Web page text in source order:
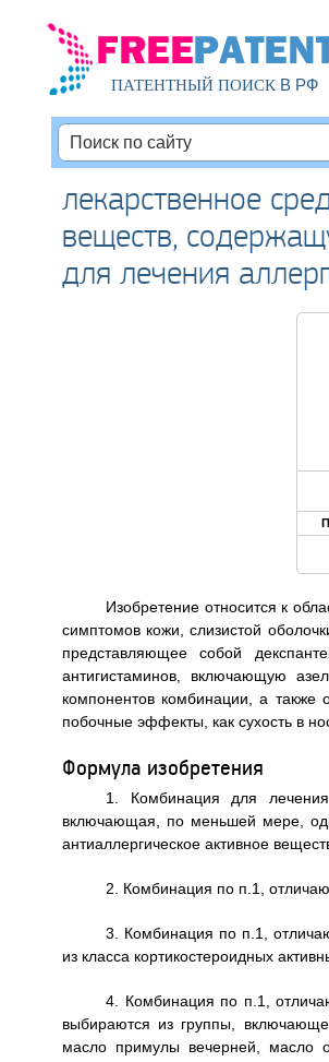
ПАТЕНТНЫЙ ПОИСКВ РФ
лекарственное
веществ,
для лечения
Изобретение относится к
симптомов кожи, слизистой
представляющее собой
антигистаминов, включающую
компонентов комбинации, а также
побочные эффекты, как сухость в
Формула изобретения
1. Комбинация для лечения
включающая, по меньшей мере,
антиаллергическое активное
2. Комбинация по п.1,
3. Комбинация по п.1,
из класса кортикостероидных
4. Комбинация по п.1,
выбираются из группы,
масло примулы вечерней, масло